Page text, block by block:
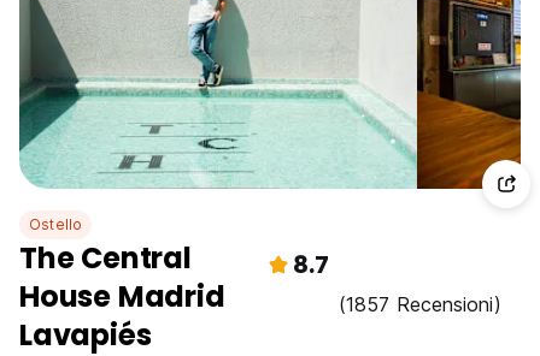
Ostello
The Central
House Madrid
Lavapiés
8.7
(1857 Recensioni)